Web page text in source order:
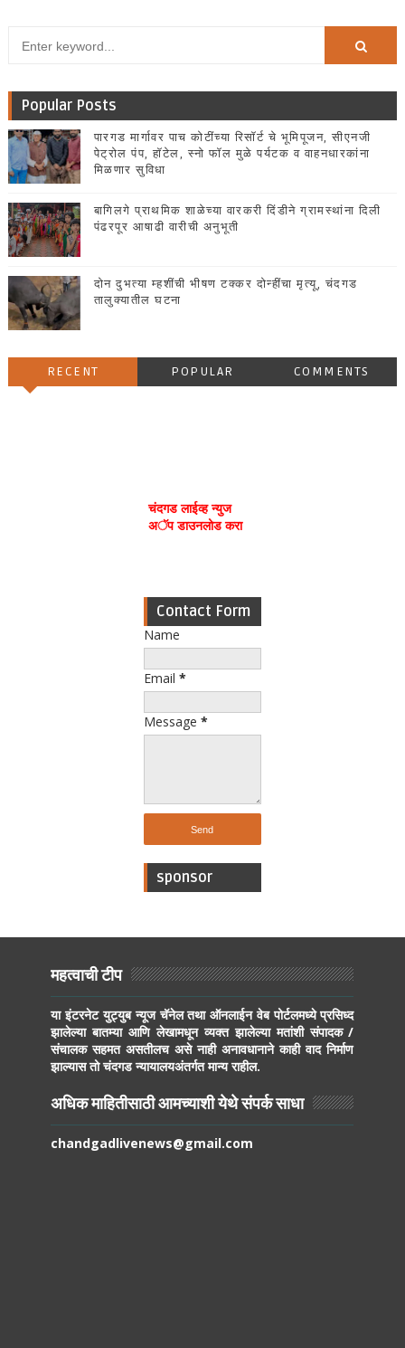
Popular Posts
पारगड मार्गावर पाच कोटींच्या रिसॉर्ट चे भूमिपूजन, सीएनजी
पेट्रोल पंप, हॉटेल, स्नो फॉल मुळे पर्यटक व वाहनधारकांना
मिळणार सुविधा
बागिलगे प्राथमिक शाळेच्या वारकरी दिंडीने ग्रामस्थांना दिली
पंढरपूर आषाढी वारीची अनुभूती
दोन दुभत्या म्हशींची भीषण टक्कर दोन्हींचा मृत्यू, चंदगड
तालुक्यातील घटना
RECENT POPULAR COMMENTS
चंदगड लाईव्ह न्युज
अॅप डाउनलोड करा
Contact Form
Name
Email *
Message *
sponsor
महत्वाची टीप
या इंटरनेट युट्युब न्यूज चॅनेल तथा ऑनलाईन वेब पोर्टलमध्ये प्रसिध्द
झालेल्या बातम्या आणि लेखामधून व्यक्त झालेल्या मतांशी संपादक /
संचालक सहमत असतीलच असे नाही अनावधानाने काही वाद निर्माण
झाल्यास तो चंदगड न्यायालयअंतर्गत मान्य राहील.
अधिक माहितीसाठी आमच्याशी येथे संपर्क साधा
chandgadlivenews@gmail.com